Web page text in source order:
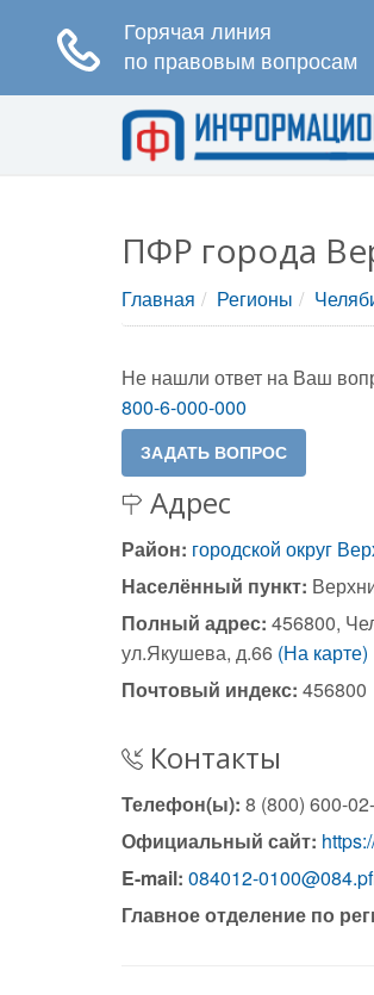
ПФР города
Главная Регионы
Не нашли ответ на Ваш
800-6-000-000
Адрес
Район: городской округ
Населённый пункт:
Полный адрес: 456800,
ул.Якушева, д.66 (На карте)
Почтовый индекс: 456800
Контакты
Телефон(ы): 8 (800) 600-
Официальный сайт:
E-mail: 084012-
Главное отделение по